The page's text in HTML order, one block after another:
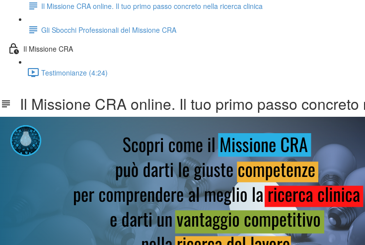
Il Missione CRA online. Il tuo primo passo concreto nella ricerca clinica
Gli Sbocchi Professionali del Missione CRA
Il Missione CRA
Testimonianze (4:24)
Il Missione CRA online. Il tuo primo passo